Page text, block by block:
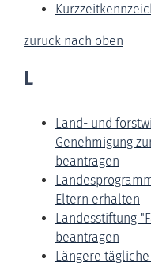
zurück nach oben
L
Land- und
Genehmigung
beantragen
Eltern erhalten
Landesstiftung
beantragen
Längere